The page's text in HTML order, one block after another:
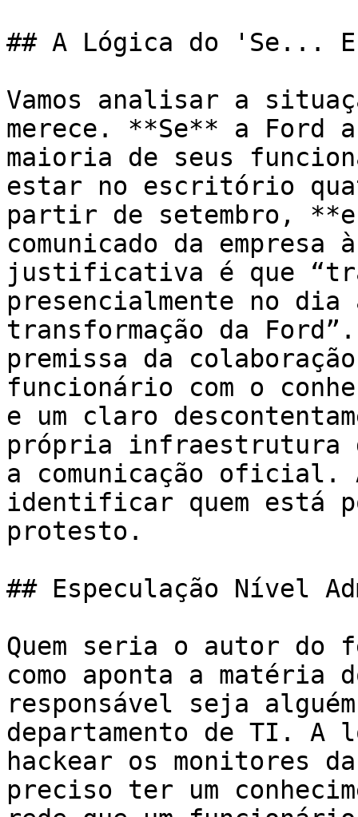
## A Lógica do 'Se...
Vamos analisar a
merece. **Se** a Ford
maioria de seus
estar no escritório
partir de setembro,
comunicado da
justificativa é que
presencialmente no
transformação da
premissa da
funcionário com o
e um claro
própria infraestrutura
a comunicação oficial.
identificar quem está
protesto.
## Especulação Nível
Quem seria o autor
como aponta a matéria
responsável seja
departamento de TI. A
hackear os monitores
preciso ter um